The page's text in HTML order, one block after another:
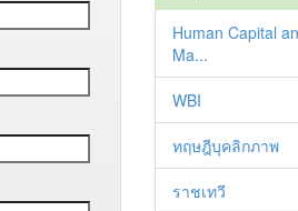
Human Capital
Ma...
WBI
ทฤษฎีบุคลิกภาพ
ราชเทวี